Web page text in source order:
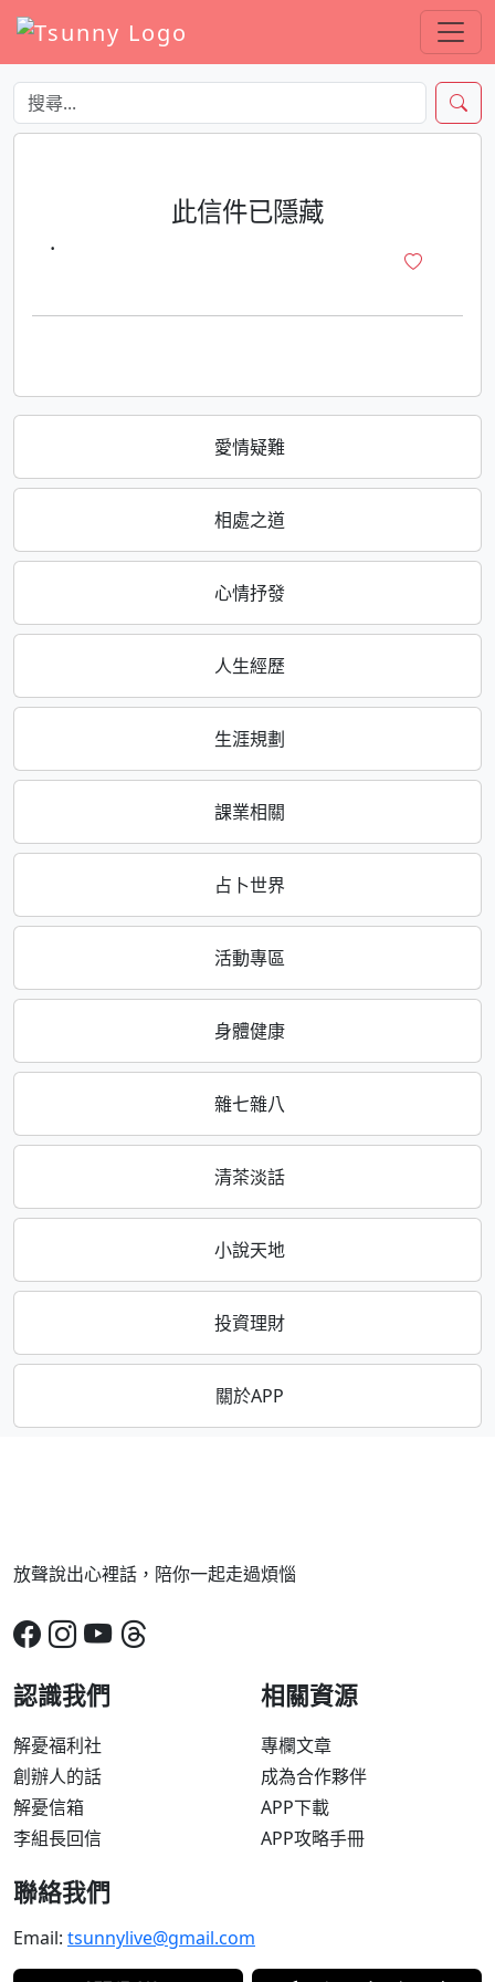
愛情疑難
相處之道
心情抒發
人生經歷
生涯規劃
課業相關
占卜世界
活動專區
身體健康
雜七雜八
清茶淡話
小說天地
投資理財
關於APP
此信件已隱藏
·
放聲說出心裡話，陪你一起走過煩惱
認識我們
解憂福利社
創辦人的話
解憂信箱
李組長回信
相關資源
專欄文章
成為合作夥伴
APP下載
APP攻略手冊
聯絡我們
Email: tsunnylive@gmail.com